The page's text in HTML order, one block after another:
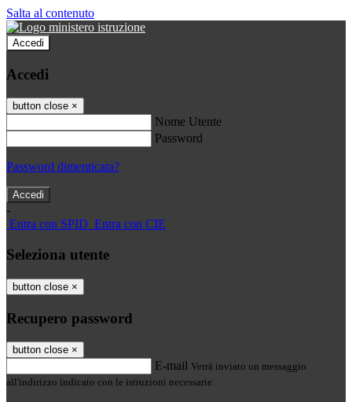
Salta al contenuto
Accedi
Accedi
button close ×
Nome Utente
Password
Password dimenticata?
-
Entra con SPID Entra con CIE
Seleziona utente
button close ×
Recupero password
button close ×
E-mail Verrà inviato un messaggio
all'indirizzo indicato con le istruzioni necessarie.